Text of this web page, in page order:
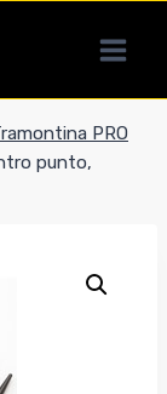
PRO
punto,